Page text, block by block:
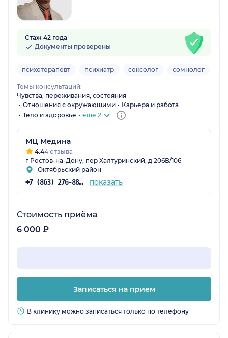
Стаж 42 года
Документы проверены
психотерапевт психиатр сексолог сомнолог
Темы консультаций:
Чувства, переживания, состояния
Отношения с окружающими
Карьера и работа
Тело и здоровье
еще 2
МЦ Медина
4.44 отзыва
г Ростов-на-Дону, пер Халтуринский, д 206В/106
Октябрьский район
+7 (863) 276-88-47 показать
Стоимость приёма
6 000 ₽
Записаться на прием
В клинику можно записаться только по телефону